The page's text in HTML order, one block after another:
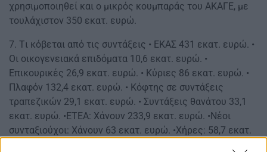
χρησιμοποιηθεί και ο μικρός κουμπαράς του ΑΚΑΓΕ, με
τουλάχιστον 350 εκατ. ευρώ.
7. Tι κόβεται από τις συντάξεις • ΕΚΑΣ 431 εκατ. ευρώ. •
Οι οικογενειακά επιδόματα 10,6 εκατ. ευρώ. •
Επικουρικές 26,9 εκατ. ευρώ. • Κύριες 86 εκατ. ευρώ. •
Πλαφόν 132,4 εκατ. ευρώ. • Κόφτης σε συντάξεις
τραπεζικών 29,1 εκατ. ευρώ. • Συντάξεις θανάτου 33,1
εκατ. ευρώ. •ΕΤΕΑ: Χάνουν 233,9 εκατ. ευρώ. •Νέοι
συνταξιούχοι: Χάνουν 63 εκατ. ευρώ. •Χήρες: 58,7 εκατ.